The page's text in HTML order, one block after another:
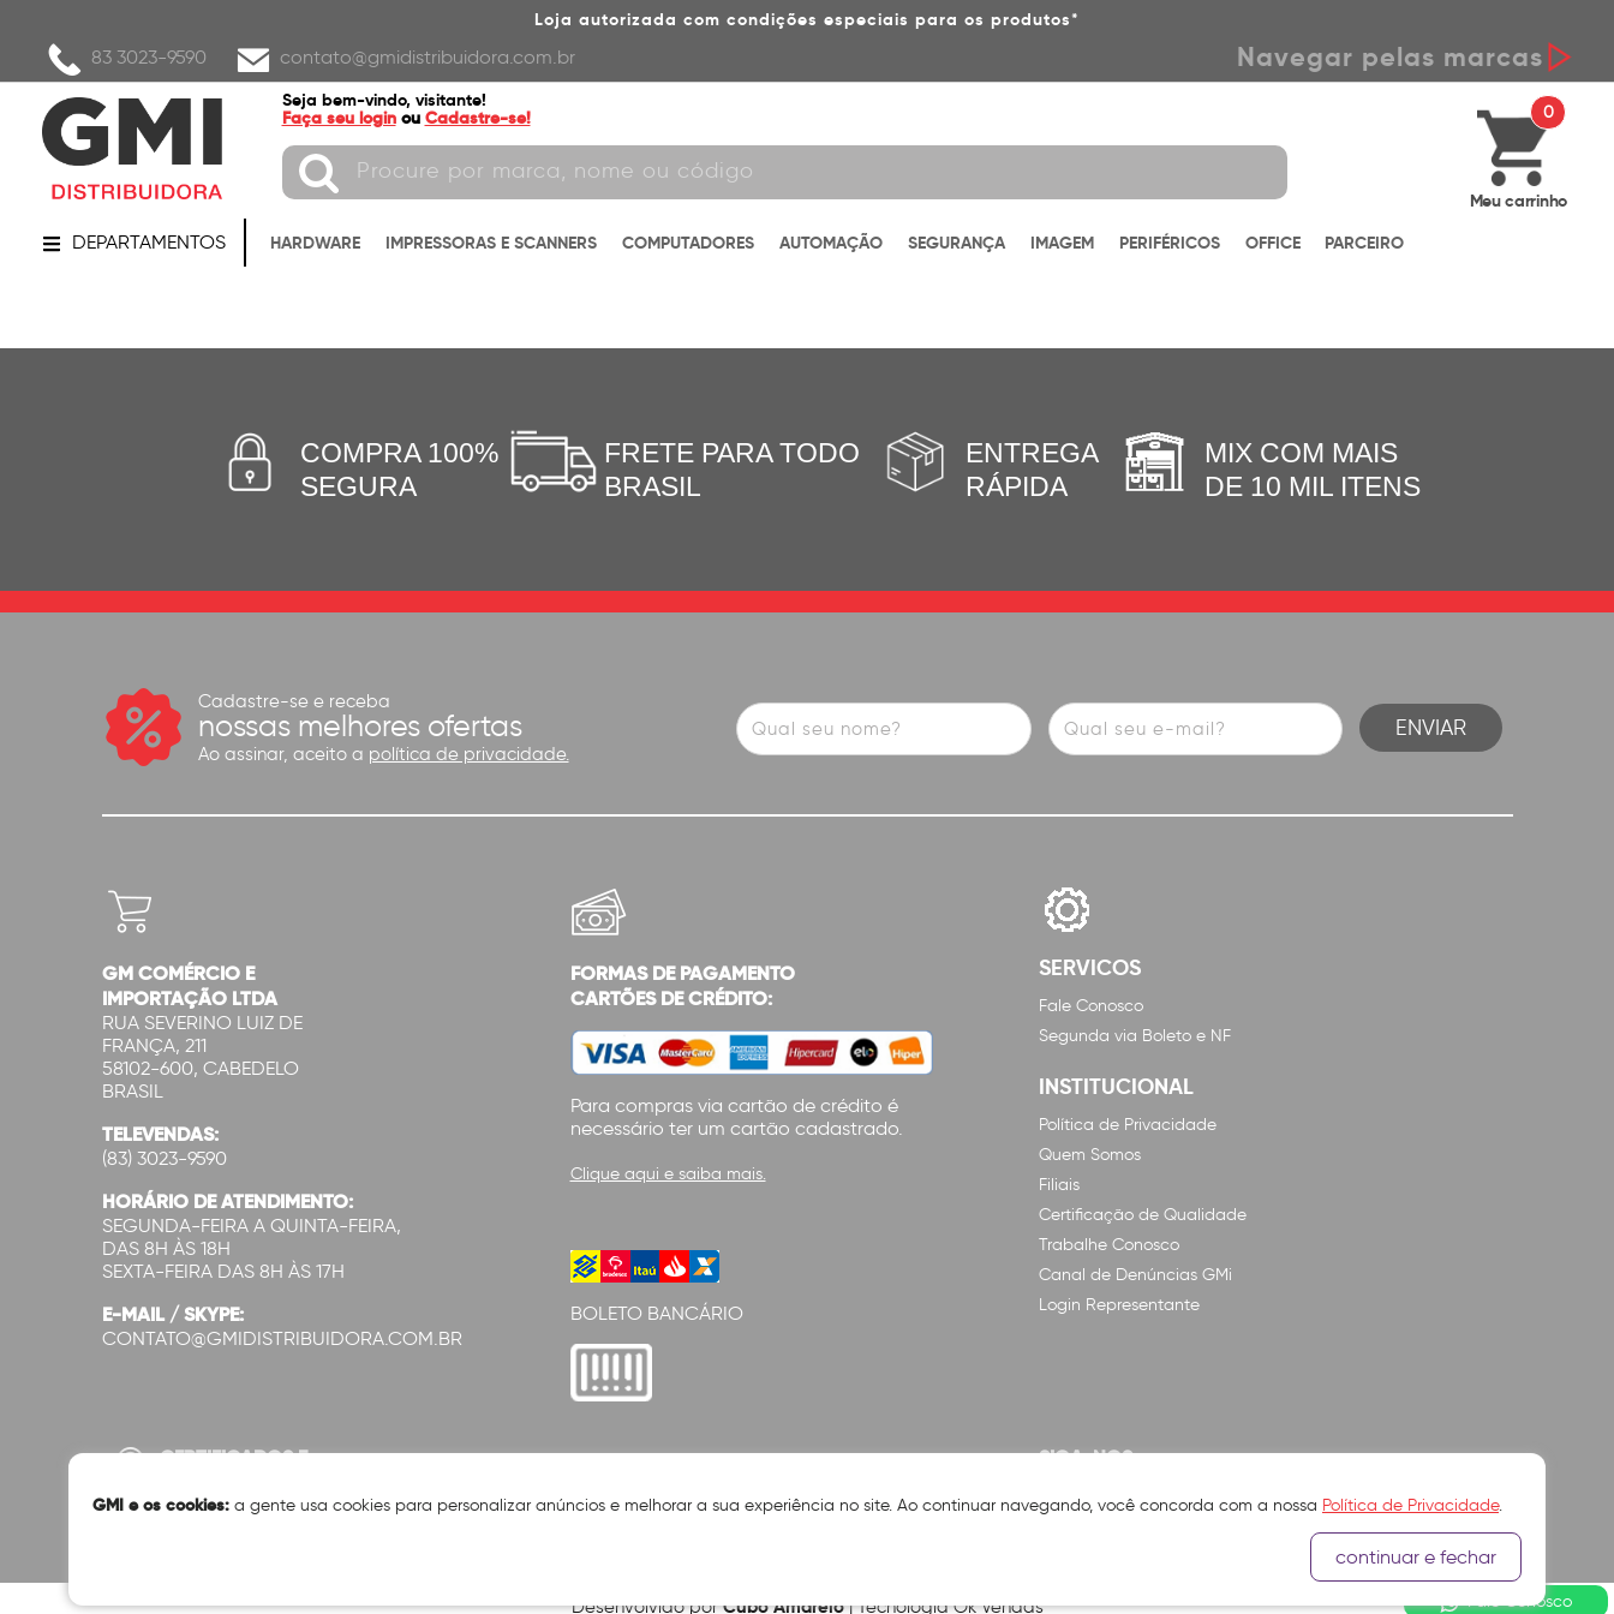
Loja autorizada com condições especiais para os produtos*
83 3023-9590 contato@gmidistribuidora.com.br Navegar pelas marcas
Seja bem-vindo, visitante!
Faça seu login ou Cadastre-se! 0
Meu carrinho
DEPARTAMENTOS HARDWARE IMPRESSORAS E SCANNERS COMPUTADORES AUTOMAÇÃO SEGURANÇA IMAGEM PERIFÉRICOS OFFICE PARCEIRO
COMPRA 100%
SEGURA
FRETE PARA TODO
BRASIL
ENTREGA
RÁPIDA
MIX COM MAIS
DE 10 MIL ITENS
Cadastre-se e receba
nossas melhores ofertas
Ao assinar, aceito a política de privacidade.
GM COMÉRCIO E
IMPORTAÇÃO LTDA
RUA SEVERINO LUIZ DE
FRANÇA, 211
58102-600, CABEDELO
BRASIL
TELEVENDAS:
(83) 3023-9590
HORÁRIO DE ATENDIMENTO:
SEGUNDA-FEIRA A QUINTA-FEIRA,
DAS 8H ÀS 18H
SEXTA-FEIRA DAS 8H ÀS 17H
E-MAIL / SKYPE:
CONTATO@GMIDISTRIBUIDORA.COM.BR
FORMAS DE PAGAMENTO
CARTÕES DE CRÉDITO:
Para compras via cartão de crédito é
necessário ter um cartão cadastrado.
Clique aqui e saiba mais.
BOLETO BANCÁRIO
SERVICOS
Fale Conosco
Segunda via Boleto e NF
INSTITUCIONAL
Política de Privacidade
Quem Somos
Filiais
Certificação de Qualidade
Trabalhe Conosco
Canal de Denúncias GMi
Login Representante
CERTIFICADOS E
SIGA-NOS
Desenvolvido porCubo Amarelo| Tecnologia Ok Vendas
GMI e os cookies: a gente usa cookies para personalizar anúncios e melhorar a sua experiência no site. Ao continuar navegando, você concorda com a nossa Política de Privacidade.
continuar e fechar
Fale Conosco